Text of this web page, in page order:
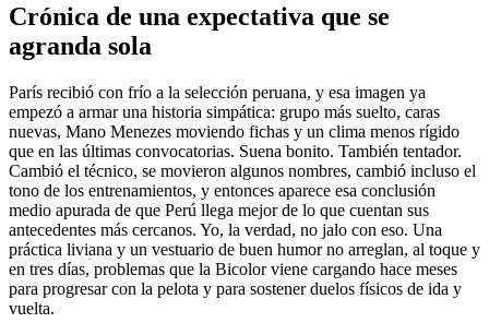
Crónica de una expectativa que se
agranda sola
París recibió con frío a la selección peruana, y esa imagen ya
empezó a armar una historia simpática: grupo más suelto, caras
nuevas, Mano Menezes moviendo fichas y un clima menos rígido
que en las últimas convocatorias. Suena bonito. También tentador.
Cambió el técnico, se movieron algunos nombres, cambió incluso el
tono de los entrenamientos, y entonces aparece esa conclusión
medio apurada de que Perú llega mejor de lo que cuentan sus
antecedentes más cercanos. Yo, la verdad, no jalo con eso. Una
práctica liviana y un vestuario de buen humor no arreglan, al toque y
en tres días, problemas que la Bicolor viene cargando hace meses
para progresar con la pelota y para sostener duelos físicos de ida y
vuelta.